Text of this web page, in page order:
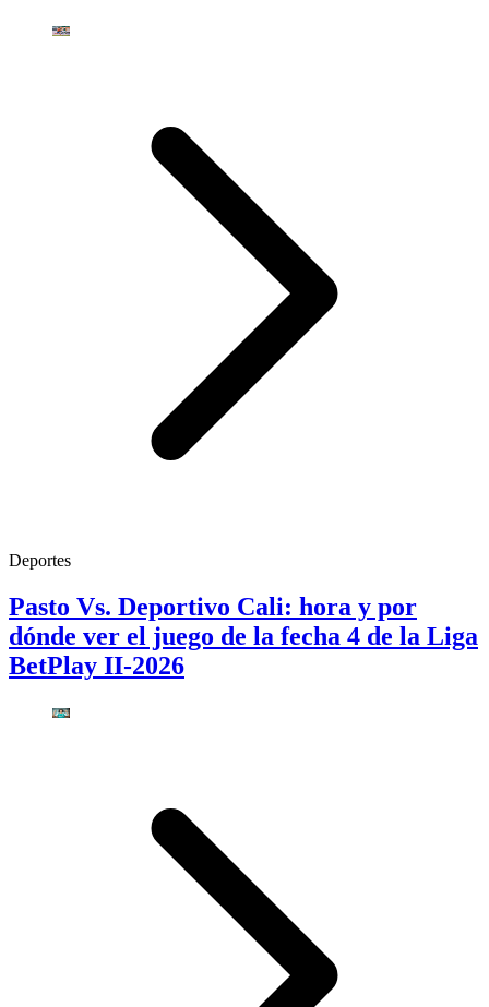
Deportes
Pasto Vs. Deportivo Cali: hora y por
dónde ver el juego de la fecha 4 de la Liga
BetPlay II-2026